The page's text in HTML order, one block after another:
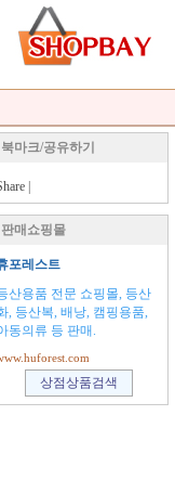
북마크/공유하기
판매쇼핑몰
포레스트
산용품 전문 쇼핑몰, 등산
, 등산복, 배낭, 캠핑용품,
동의류 등 판매.